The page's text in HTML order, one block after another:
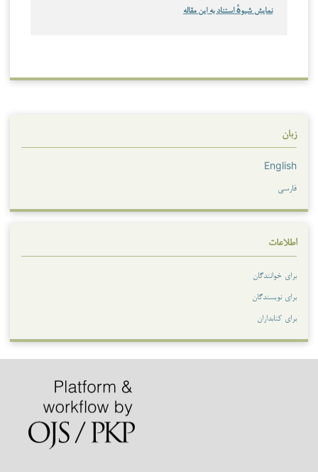
نمایش شیوهٔ استناد به این مقاله
زبان
English
فارسی
اطلاعات
برای خوانندگان
برای نویسندگان
برای کتابداران